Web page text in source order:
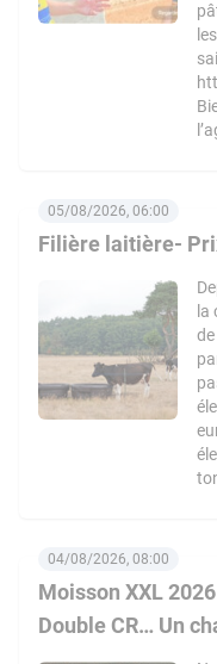
Filière laitière-
05/08/2026, 06:00
la
Moisson XXL
Double CR… Un
04/08/2026, 08:00